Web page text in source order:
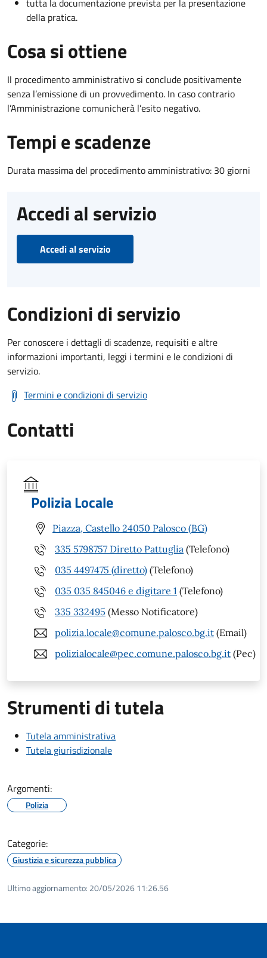
della pratica.
Cosa si ottiene
Il procedimento amministrativo si conclude positivamente
senza l’emissione di un provvedimento. In caso contrario
l’Amministrazione comunicherà l’esito negativo.
Tempi e scadenze
Durata massima del procedimento amministrativo: 30 giorni
Accedi al servizio
Accedi al servizio
Condizioni di servizio
Per conoscere i dettagli di scadenze, requisiti e altre
informazioni importanti, leggi i termini e le condizioni di
servizio.
Termini e condizioni di servizio
Contatti
Polizia Locale
Piazza, Castello 24050 Palosco (BG)
335 5798757 Diretto Pattuglia (Telefono)
035 4497475 (diretto) (Telefono)
035 035 845046 e digitare 1 (Telefono)
335 332495 (Messo Notificatore)
polizia.locale@comune.palosco.bg.it (Email)
polizialocale@pec.comune.palosco.bg.it (Pec)
Strumenti di tutela
Tutela amministrativa
Tutela giurisdizionale
Argomenti:
Polizia
Categorie:
Giustizia e sicurezza pubblica
Ultimo aggiornamento: 20/05/2026 11:26.56